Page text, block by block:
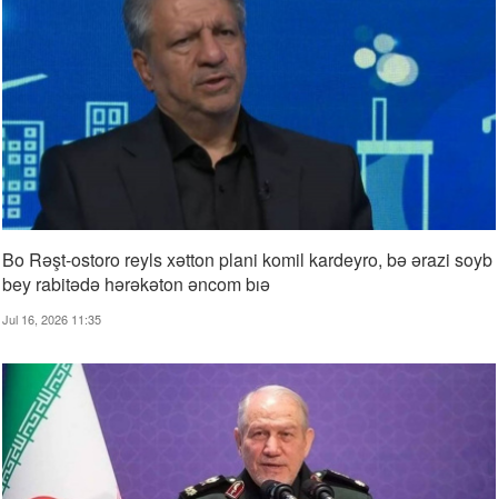
Bo Rəşt-ostoro reyls xətton plani komil kardeyro, bə ərazi soyb
bey rabitədə hərəkəton əncom bıə
Jul 16, 2026 11:35